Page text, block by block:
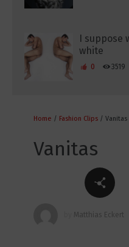
I
white
0 3519
Vom
Home / Fashion Clips / Vanitas
Vanitas
Matthias Eckert